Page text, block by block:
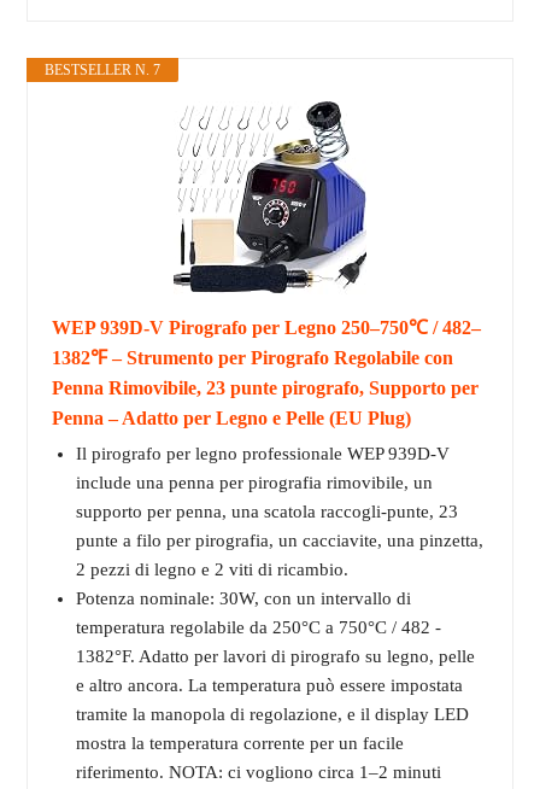
BESTSELLER N. 7
WEP 939D-V Pirografo per Legno 250–750℃ / 482–
1382℉ – Strumento per Pirografo Regolabile con
Penna Rimovibile, 23 punte pirografo, Supporto per
Penna – Adatto per Legno e Pelle (EU Plug)
Il pirografo per legno professionale WEP 939D-V
include una penna per pirografia rimovibile, un
supporto per penna, una scatola raccogli-punte, 23
punte a filo per pirografia, un cacciavite, una pinzetta,
2 pezzi di legno e 2 viti di ricambio.
Potenza nominale: 30W, con un intervallo di
temperatura regolabile da 250°C a 750°C / 482 -
1382°F. Adatto per lavori di pirografo su legno, pelle
e altro ancora. La temperatura può essere impostata
tramite la manopola di regolazione, e il display LED
mostra la temperatura corrente per un facile
riferimento. NOTA: ci vogliono circa 1–2 minuti